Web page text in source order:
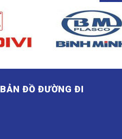
BẢN ĐỒ ĐƯỜNG ĐI